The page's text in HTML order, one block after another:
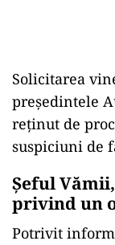
Solicitarea
președintele
reținut de
suspiciuni de
Șeful
privind un
Potrivit